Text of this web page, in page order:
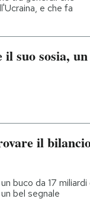
e che fa
il suo sosia, un
il
buco da 17 miliardi
bel segnale